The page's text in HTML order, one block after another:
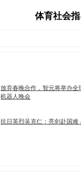
体育社会
放弃春晚合作，智元将举办全
机器人晚会
抗日英烈吴克仁：亮剑赴国难